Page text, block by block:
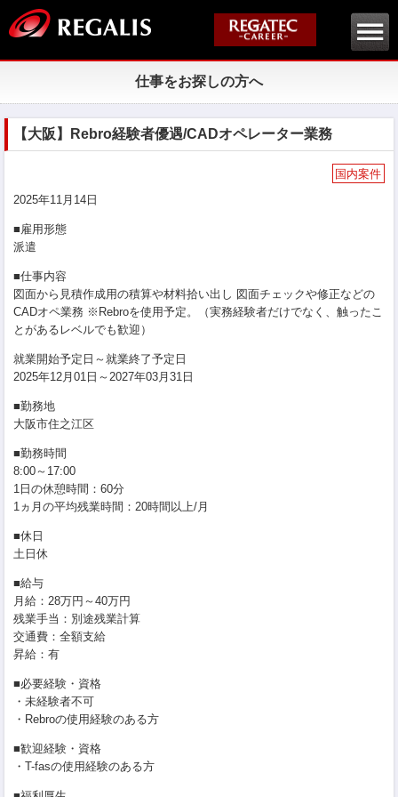
仕事をお探しの方へ
【大阪】Rebro経験者優遇/CADオペレーター業務
国内案件
2025年11月14日
■雇用形態
派遣
■仕事内容
図面から見積作成用の積算や材料拾い出し 図面チェックや修正などの
CADオペ業務 ※Rebroを使用予定。（実務経験者だけでなく、触ったこ
とがあるレベルでも歓迎）
就業開始予定日～就業終了予定日
2025年12月01日～2027年03月31日
■勤務地
大阪市住之江区
■勤務時間
8:00～17:00
1日の休憩時間：60分
1ヵ月の平均残業時間：20時間以上/月
■休日
土日休
■給与
月給：28万円～40万円
残業手当：別途残業計算
交通費：全額支給
昇給：有
■必要経験・資格
・未経験者不可
・Rebroの使用経験のある方
■歓迎経験・資格
・T-fasの使用経験のある方